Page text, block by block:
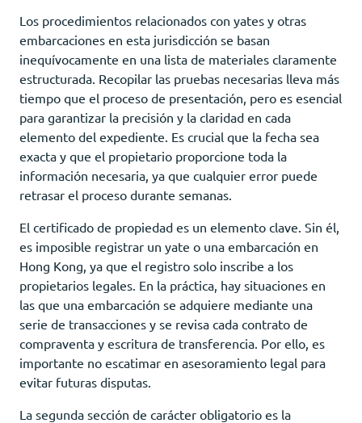
Los procedimientos relacionados con yates y otras
embarcaciones en esta jurisdicción se basan
inequívocamente en una lista de materiales claramente
estructurada. Recopilar las pruebas necesarias lleva más
tiempo que el proceso de presentación, pero es esencial
para garantizar la precisión y la claridad en cada
elemento del expediente. Es crucial que la fecha sea
exacta y que el propietario proporcione toda la
información necesaria, ya que cualquier error puede
retrasar el proceso durante semanas.
El certificado de propiedad es un elemento clave. Sin él,
es imposible registrar un yate o una embarcación en
Hong Kong, ya que el registro solo inscribe a los
propietarios legales. En la práctica, hay situaciones en
las que una embarcación se adquiere mediante una
serie de transacciones y se revisa cada contrato de
compraventa y escritura de transferencia. Por ello, es
importante no escatimar en asesoramiento legal para
evitar futuras disputas.
La segunda sección de carácter obligatorio es la